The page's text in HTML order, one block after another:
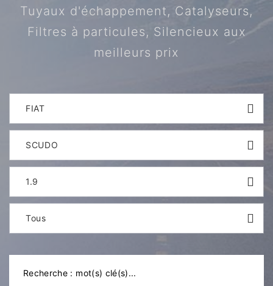
Tuyaux d'échappement, Catalyseurs,
Filtres à particules, Silencieux aux
meilleurs prix
FIAT
SCUDO
1.9
Tous